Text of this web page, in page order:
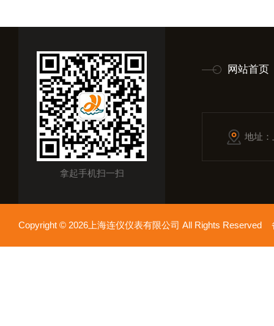
拿起手机扫一扫
网站首页
地址
Copyright © 2026上海连仪仪表有限公司 All Rights Reserved